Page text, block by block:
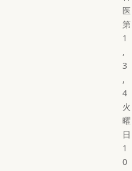
医
第
1
,
3
,
4
火
曜
日
1
0